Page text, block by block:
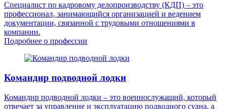
Специалист по кадровому делопроизводству (КДП) – это
профессионал, занимающийся организацией и ведением
документации, связанной с трудовыми отношениями в
компании.
Подробнее о профессии
Командир подводной лодки
Командир подводной лодки – это военнослужащий, который
отвечает за управление и эксплуатацию подводного судна, а